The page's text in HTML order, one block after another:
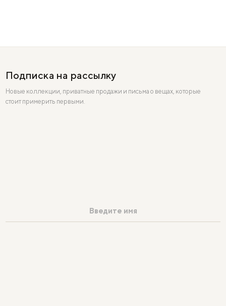
Подписка на рассылку
Новые коллекции, приватные продажи и письма о вещах, которые
стоит примерить первыми.